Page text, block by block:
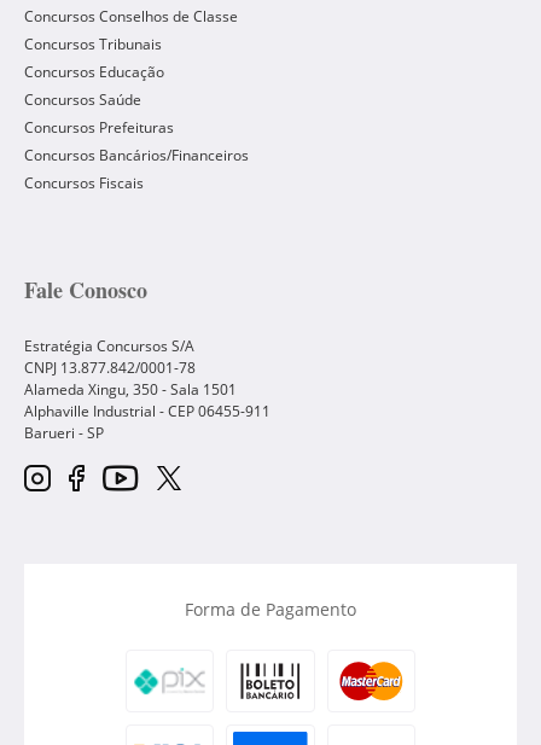
Concursos Conselhos de Classe
Concursos Tribunais
Concursos Educação
Concursos Saúde
Concursos Prefeituras
Concursos Bancários/Financeiros
Concursos Fiscais
Fale Conosco
Estratégia Concursos S/A
CNPJ 13.877.842/0001-78
Alameda Xingu, 350 - Sala 1501
Alphaville Industrial - CEP06455-911
Barueri -SP
Forma de Pagamento